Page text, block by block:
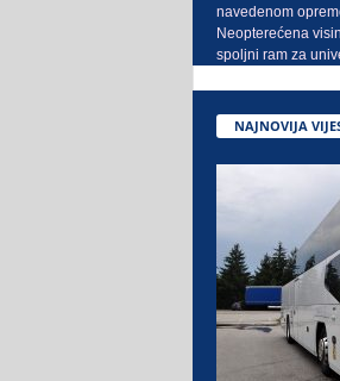
navedenom
Neopterećena
spoljni ram za
NAJNOVIJA